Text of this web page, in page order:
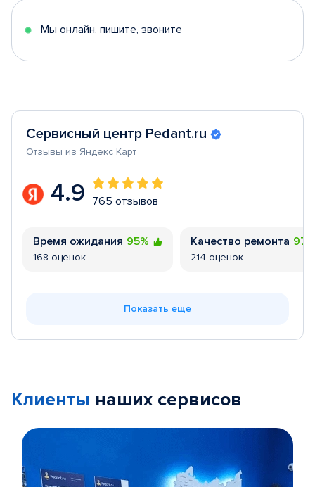
5
Мы онлайн, пишите, звоните
Сервисный центр Pedant.ru
Отзывы из Яндекс Карт
4.9 765 отзывов
Время ожидания 95%
168 оценок
Качество ремонта
214 оценок
Показать еще
Клиенты наших сервисов